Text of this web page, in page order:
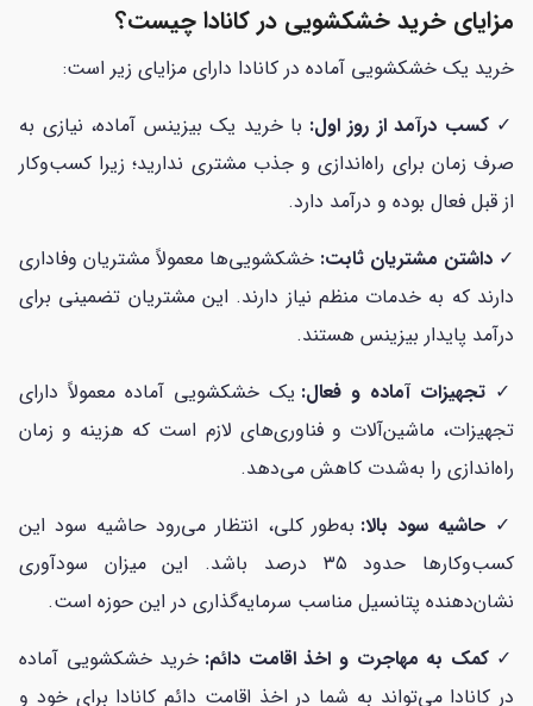
مزایای خرید خشکشویی در کانادا چیست؟
خرید یک خشکشویی آماده در کانادا دارای مزایای زیر است:
✓کسب درآمد از روز اول: با خرید یک بیزینس آماده، نیازی به
صرف زمان برای راه‌اندازی و جذب مشتری ندارید؛ زیرا کسب‌وکار
از قبل فعال بوده و درآمد دارد.
✓ داشتن مشتریان ثابت: خشکشویی‌ها معمولاً مشتریان وفاداری
دارند که به خدمات منظم نیاز دارند. این مشتریان تضمینی برای
درآمد پایدار بیزینس هستند.
✓ تجهیزات آماده و فعال: یک خشکشویی آماده معمولاً دارای
تجهیزات، ماشین‌آلات و فناوری‌های لازم است که هزینه و زمان
راه‌اندازی را به‌شدت کاهش می‌دهد.
✓ حاشیه سود بالا: به‌طور کلی، انتظار می‌رود حاشیه سود این
کسب‌وکارها حدود ۳۵ درصد باشد. این میزان سودآوری
نشان‌دهنده پتانسیل مناسب سرمایه‌گذاری در این حوزه است.
✓کمک به مهاجرت و اخذ اقامت دائم: خرید خشکشویی آماده
در کانادا می‌تواند به شما در اخذ اقامت دائم کانادا برای خود و